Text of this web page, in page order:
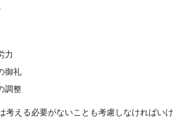
力
御礼
調整
考える必要がないことも考慮しなければいけ